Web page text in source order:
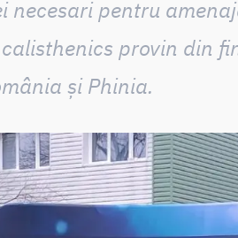
necesari pentru
provin din
și Phinia.